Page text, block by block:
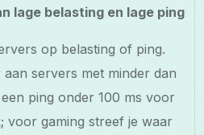
lage belasting en lage ping
op belasting of ping.
servers met minder dan
ping onder 100 ms voor
voor gaming streef je waar